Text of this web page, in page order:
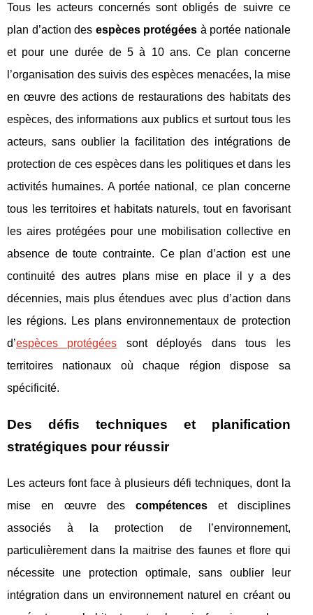
Tous les acteurs concernés sont obligés de suivre ce
plan d’action des espèces protégées à portée nationale
et pour une durée de 5 à 10 ans. Ce plan concerne
l’organisation des suivis des espèces menacées, la mise
en œuvre des actions de restaurations des habitats des
espèces, des informations aux publics et surtout tous les
acteurs, sans oublier la facilitation des intégrations de
protection de ces espèces dans les politiques et dans les
activités humaines. A portée national, ce plan concerne
tous les territoires et habitats naturels, tout en favorisant
les aires protégées pour une mobilisation collective en
absence de toute contrainte. Ce plan d’action est une
continuité des autres plans mise en place il y a des
décennies, mais plus étendues avec plus d’action dans
les régions. Les plans environnementaux de protection
d’espèces protégées sont déployés dans tous les
territoires nationaux où chaque région dispose sa
spécificité.
Des défis techniques et planification
stratégiques pour réussir
Les acteurs font face à plusieurs défi techniques, dont la
mise en œuvre des compétenceset disciplines
associés à la protection de l’environnement,
particulièrement dans la maitrise des faunes et flore qui
nécessite une protection optimale, sans oublier leur
intégration dans un environnement naturel en créant ou